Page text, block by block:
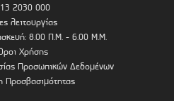
2030 000
λειτουργίας
8.00 Π.Μ. - 6.00 Μ.Μ.
Χρήσης
Προσωπικών Δεδομένων